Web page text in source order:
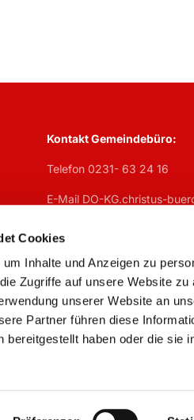
Cookies
Inhalte und Anzeigen zu
Zugriffe auf unsere Website
unserer Website an
Partner führen diese
bereitgestellt haben oder die sie
Kontakt Gemeindebüro:
Telefon 0231- 63 24 16
E-Mail DO-KG.christus-
Mogeschlosen,
Do geschlossen,Fr7:30 –